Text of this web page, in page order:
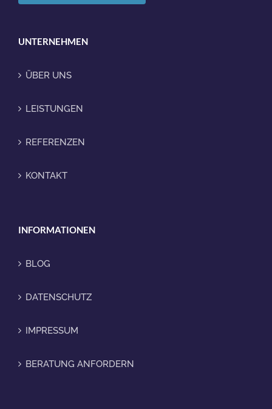
UNTERNEHMEN
ÜBER UNS
LEISTUNGEN
REFERENZEN
KONTAKT
INFORMATIONEN
BLOG
DATENSCHUTZ
IMPRESSUM
BERATUNG ANFORDERN